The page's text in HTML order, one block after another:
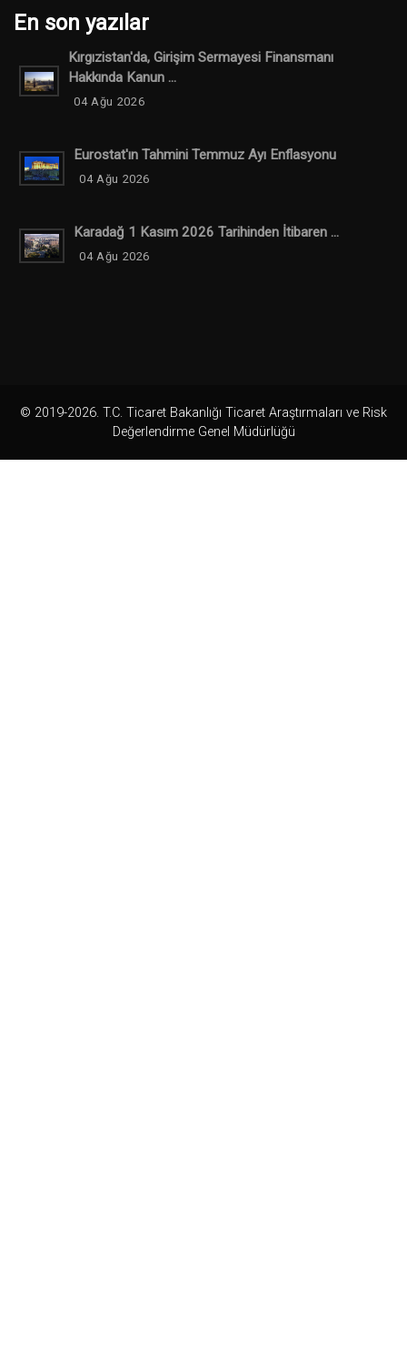
En son yazılar
Kırgızistan'da, Girişim Sermayesi Finansmanı
Hakkında Kanun ...
04 Ağu 2026
Eurostat'ın Tahmini Temmuz Ayı Enflasyonu
04 Ağu 2026
Karadağ 1 Kasım 2026 Tarihinden İtibaren ...
04 Ağu 2026
© 2019-2026. T.C. Ticaret Bakanlığı Ticaret Araştırmaları ve Risk
Değerlendirme Genel Müdürlüğü